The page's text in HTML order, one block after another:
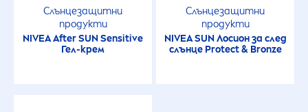
Слънцезащитни
продукти
NIVEAAfterSUNSensitive
Гел-крем
Слънцезащитни
продукти
NIVEA SUNЛосион за след
слънце Protect& Bronze